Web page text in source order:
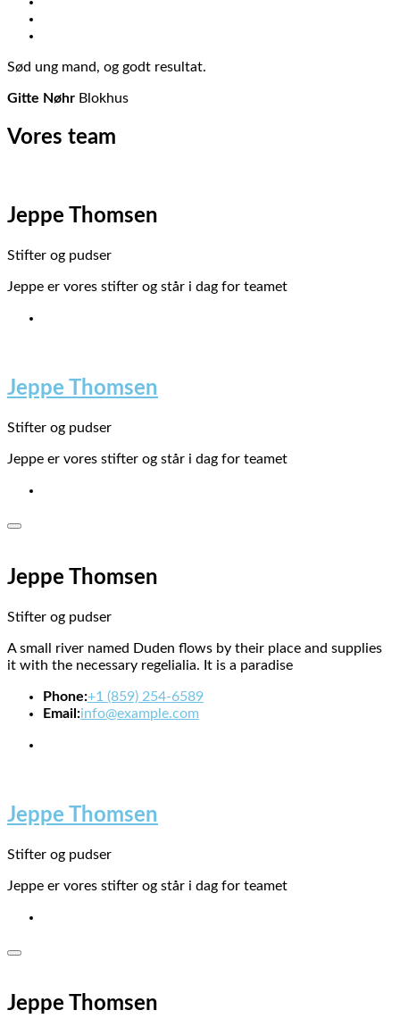
Sød ung mand, og godt resultat.
Gitte Nøhr Blokhus
Vores team
Jeppe Thomsen
Stifter og pudser
Jeppe er vores stifter og står i dag for teamet
Jeppe Thomsen
Stifter og pudser
Jeppe er vores stifter og står i dag for teamet
Jeppe Thomsen
Stifter og pudser
A small river named Duden flows by their place and supplies
it with the necessary regelialia. It is a paradise
Phone:+1 (859) 254-6589
Email:info@example.com
Jeppe Thomsen
Stifter og pudser
Jeppe er vores stifter og står i dag for teamet
Jeppe Thomsen